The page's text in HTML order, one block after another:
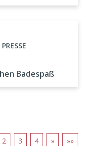
Badespaß
2 3 4 » »»